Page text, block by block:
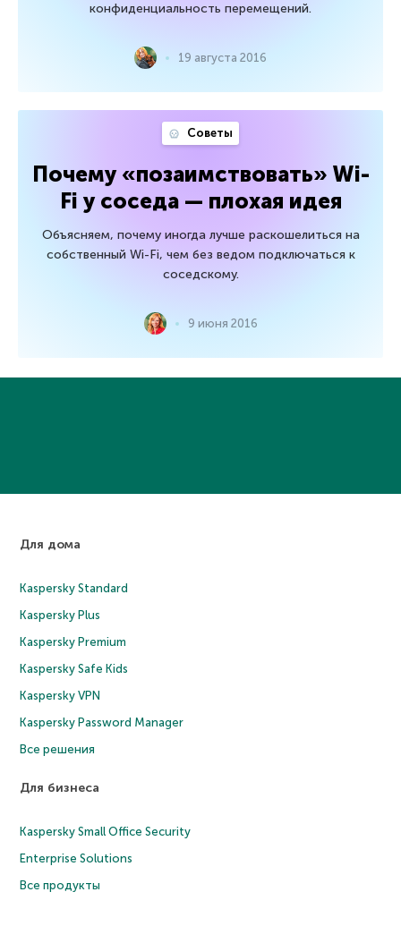
конфиденциальность перемещений.
19 августа 2016
Советы
Почему «позаимствовать» Wi-
Fi у соседа — плохая идея
Объясняем, почему иногда лучше раскошелиться на
собственный Wi-Fi, чем без ведом подключаться к
соседскому.
9 июня 2016
Для дома
Kaspersky Standard
Kaspersky Plus
Kaspersky Premium
Kaspersky Safe Kids
Kaspersky VPN
Kaspersky Password Manager
Все решения
Для бизнеса
Kaspersky Small Office Security
Enterprise Solutions
Все продукты